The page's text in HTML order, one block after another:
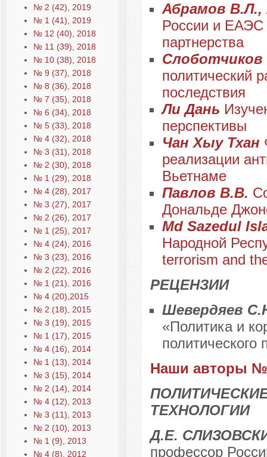
№ 2 (42), 2019
№ 1 (41), 2019
№ 12 (40), 2018
№ 11 (39), 2018
№ 10 (38), 2018
№ 9 (37), 2018
№ 8 (36), 2018
№ 7 (35), 2018
№ 6 (34), 2018
№ 5 (33), 2018
№ 4 (32), 2018
№ 3 (31), 2018
№ 2 (30), 2018
№ 1 (29), 2018
№ 4 (28), 2017
№ 3 (27), 2017
№ 2 (26), 2017
№ 1 (25), 2017
№ 4 (24), 2016
№ 3 (23), 2016
№ 2 (22), 2016
№ 1 (21), 2016
№ 4 (20),2015
№ 2 (18), 2015
№ 3 (19), 2015
№ 1 (17), 2015
№ 4 (16), 2014
№ 1 (13), 2014
№ 3 (15), 2014
№ 2 (14), 2014
№ 4 (12), 2013
№ 3 (11), 2013
№ 2 (10), 2013
№ 1 (9), 2013
№ 4 (8), 2012
Абрамов
России и ЕАЭС
партнерства
политический
последствия
Ли Дань
перспективы
Чан Хыу Тхан
реализации
Вьетнаме
Павлов В.В.
Дональде
Md Sazedul
Народной
terrorism and
РЕЦЕНЗИИ
Шевердяев
«Политика и
политического
Наши авторы №
ТЕХНОЛОГИИ
Д.Е.
профессор